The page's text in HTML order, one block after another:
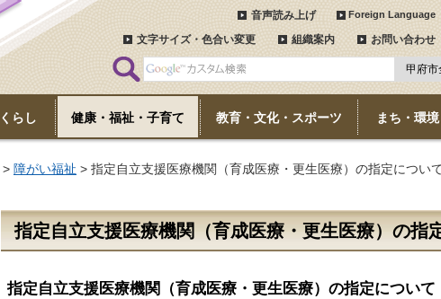
音声読み上げ Foreign Language
文字サイズ・色合い変更 組織案内 お問い合わせ
くらし 健康・福祉・子育て 教育・文化・スポーツ まち・環境
> 障がい福祉 > 指定自立支援医療機関（育成医療・更生医療）の指定につい
指定自立支援医療機関（育成医療・更生医療）の指
指定自立支援医療機関（育成医療・更生医療）の指定について